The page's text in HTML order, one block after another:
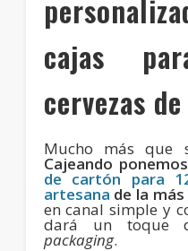
cajas
cervezas
Mucho más que
Cajeando
de cartón para
artesana de la
en canal simple y
dará un toque
packaging.